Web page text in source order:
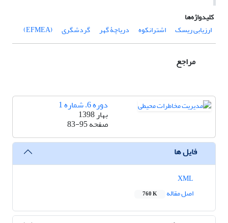
کلیدواژه‌ها
ارزیابی ریسک
اشترانکوه دریاچۀ گهر گردشگری (EFMEA)
مراجع
دوره 6، شماره 1
بهار 1398
صفحه83-95
فایل ها
اصل مقاله
760 K